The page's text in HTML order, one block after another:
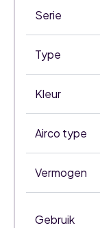
Serie
Type
Kleur
Airco type
Vermogen
Gebruik